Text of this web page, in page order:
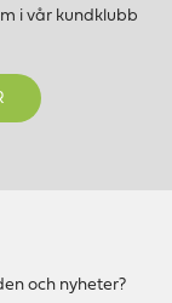
i vår kundklubb
och nyheter?